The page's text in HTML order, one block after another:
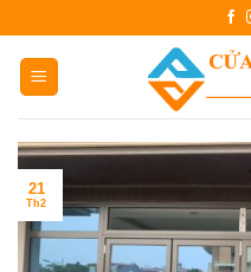
content
21
Th2